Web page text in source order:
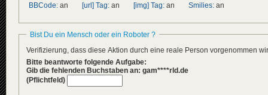
BBCode: an [url] Tag: an [img] Tag: an Smilies: an
Bist Du ein Mensch oder ein Roboter ?
Verifizierung, dass diese Aktion durch eine reale Person vorgenommen
Bitte beantworte folgende Aufgabe:
Gib die fehlenden Buchstaben an: gam****rld.de
(Pflichtfeld)